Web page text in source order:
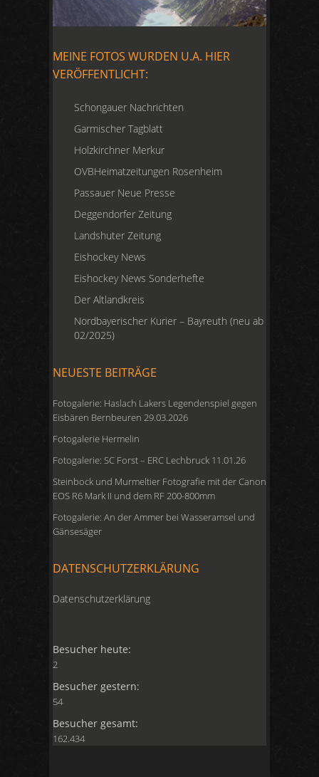
MEINE FOTOS WURDEN U.A. HIER
VERÖFFENTLICHT:
Schongauer Nachrichten
Garmischer Tagblatt
Holzkirchner Merkur
OVBHeimatzeitungen Rosenheim
Passauer Neue Presse
Deggendorfer Zeitung
Landshuter Zeitung
Eishockey News
Eishockey News Sonderhefte
Der Altlandkreis
Nordbayerischer Kurier – Bayreuth (neu ab
02/2025)
NEUESTE BEITRÄGE
Fotogalerie: Haslach Lakers Legendenspiel gegen
Eisbären Bernbeuren 29.03.2026
Fotogalerie Hermelin
Fotogalerie: SC Forst – ERC Lechbruck 11.01.26
Steinbock und Murmeltier Fotografie mit der Canon
EOS R6 Mark II und dem RF 200-800mm
Fotogalerie: An der Ammer bei Wasseramsel und
Gänsesäger
DATENSCHUTZERKLÄRUNG
Datenschutzerklärung
Besucher heute:
2
Besucher gestern:
54
Besucher gesamt:
162.434